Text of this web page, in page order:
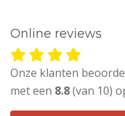
Online reviews
Onze klanten
met een 8.8(van 10)